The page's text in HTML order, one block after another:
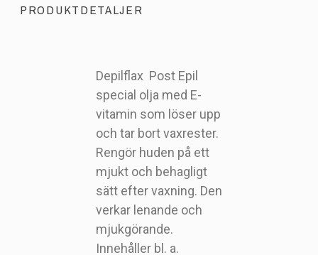
PRODUKTDETALJER
Depilflax Post Epil
special olja med E-
vitamin som löser upp
och tar bort vaxrester.
Rengör huden på ett
mjukt och behagligt
sätt efter vaxning. Den
verkar lenande och
mjukgörande.
Innehåller bl. a.
Artikelnr0175B